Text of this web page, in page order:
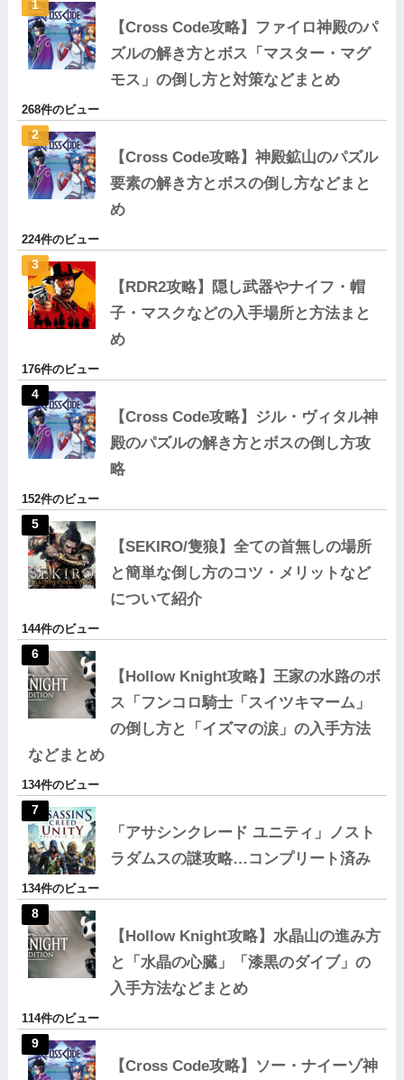
【Cross Code攻略】ファイロ神殿のパ
ズルの解き方とボス「マスター・マグ
モス」の倒し方と対策などまとめ
268件のビュー
【Cross Code攻略】神殿鉱山のパズル
要素の解き方とボスの倒し方などまと
め
224件のビュー
【RDR2攻略】隠し武器やナイフ・帽
子・マスクなどの入手場所と方法まと
め
176件のビュー
【Cross Code攻略】ジル・ヴィタル神
殿のパズルの解き方とボスの倒し方攻
略
152件のビュー
【SEKIRO/隻狼】全ての首無しの場所
と簡単な倒し方のコツ・メリットなど
について紹介
144件のビュー
【Hollow Knight攻略】王家の水路のボ
ス「フンコロ騎士「スイツキマーム」
の倒し方と「イズマの涙」の入手方法
などまとめ
134件のビュー
「アサシンクレード ユニティ」ノスト
ラダムスの謎攻略…コンプリート済み
134件のビュー
【Hollow Knight攻略】水晶山の進み方
と「水晶の心臓」「漆黒のダイブ」の
入手方法などまとめ
114件のビュー
【Cross Code攻略】ソー・ナイーゾ神